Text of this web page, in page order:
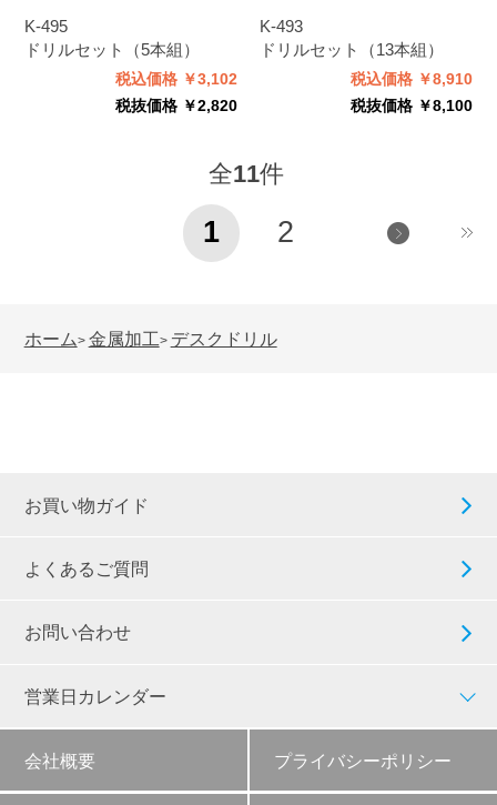
K-495
ドリルセット（5本組）
税込価格 ￥3,102
税抜価格 ￥2,820
K-493
ドリルセット（13本組）
税込価格 ￥8,910
税抜価格 ￥8,100
全11件
1 2
ホーム> 金属加工> デスクドリル
お買い物ガイド
よくあるご質問
お問い合わせ
営業日カレンダー
会社概要 プライバシーポリシー